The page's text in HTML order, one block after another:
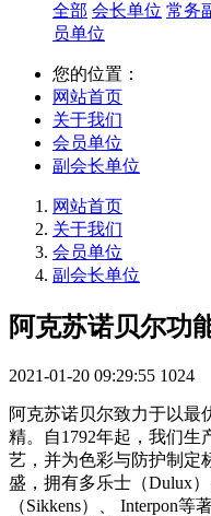
全部 会长单位 常务
员单位
您的位置：
网站首页
关于我们
会员单位
副会长单位
网站首页
关于我们
会员单位
副会长单位
阿克苏诺贝尔功
2021-01-20 09:29:55 1024
阿克苏诺贝尔致力于以最
精。自1792年起，我们生
艺，并为色彩与防护制定
盛，拥有多乐士（Dulux
（Sikkens）、 Interpon